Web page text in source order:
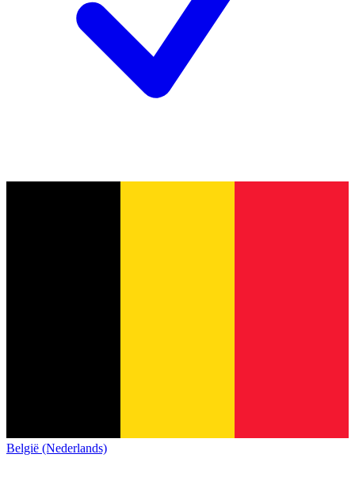
België (Nederlands)